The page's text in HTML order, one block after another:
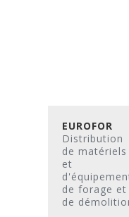
EUROFOR
Distribution
de matériels
et
de forage et
de